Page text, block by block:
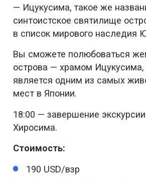
— Ицукусима, такое же
синтоистское святилище
в список мирового наследия
Вы сможете полюбоваться
острова — храмом Ицукусима,
является одним из самых
мест в Японии.
18:00 — завершение
Хиросима.
Стоимость:
190 USD/взр